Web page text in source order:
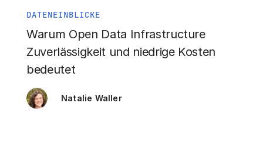
DATENEINBLICKE
Warum Open Data Infrastructure
Zuverlässigkeit und niedrige Kosten
bedeutet
Natalie Waller